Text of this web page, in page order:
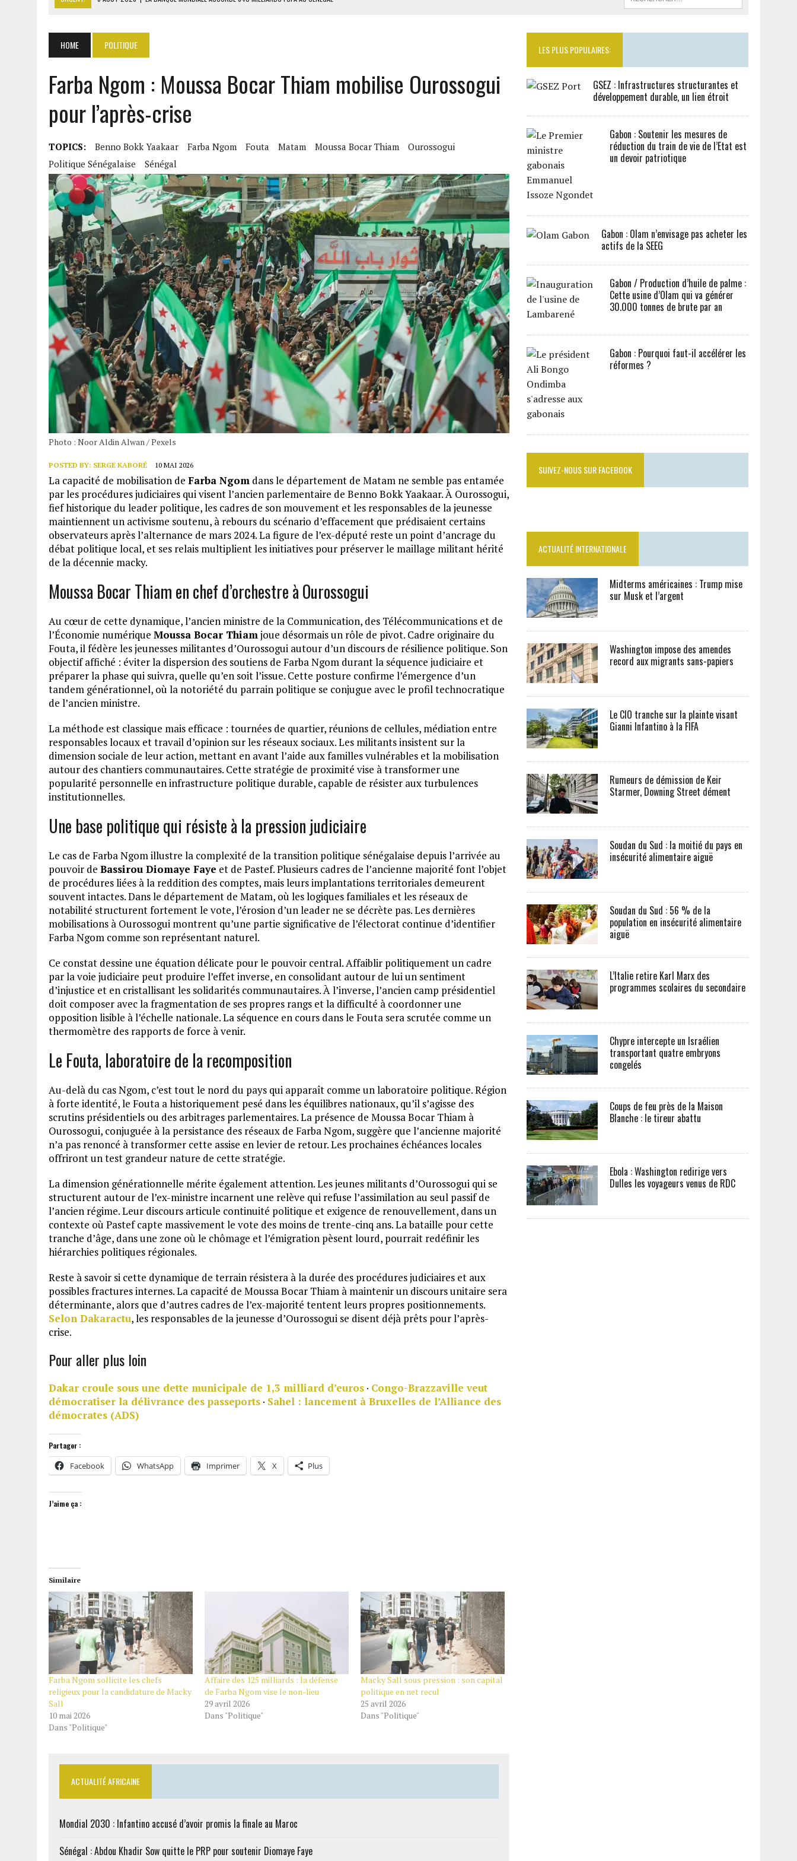
6 AOÛT 2026 | SÉNÉGAL : ABDOU KHADIR SOW QUITTE LE PRP POUR SOUTENIR DIOMAYE FAYE
6 AOÛT 2026
CÔTE D’IVOIRE-UE : 1 074 LIGNES TARIFAIRES DANS LA 4E PHASE DE L’APE
HOME POLITIQUE
Farba Ngom : Moussa Bocar Thiam mobilise Ourossogui
pour l’après-crise
TOPICS: Benno Bokk Yaakaar Farba Ngom Fouta Matam Moussa Bocar Thiam
Ourossogui
Politique Sénégalaise
Sénégal
Photo : Noor Aldin Alwan / Pexels
POSTED BY: SERGE KABORÉ 10 MAI 2026
La capacité de mobilisation de Farba Ngom dans le département de Matam ne semble pas entamée
par les procédures judiciaires qui visent l’ancien parlementaire de Benno Bokk Yaakaar. À Ourossogui,
fief historique du leader politique, les cadres de son mouvement et les responsables de la jeunesse
maintiennent un activisme soutenu, à rebours du scénario d’effacement que prédisaient certains
observateurs après l’alternance de mars 2024. La figure de l’ex-député reste un point d’ancrage du
débat politique local, et ses relais multiplient les initiatives pour préserver le maillage militant hérité
de la décennie macky.
Moussa Bocar Thiam en chef d’orchestre à Ourossogui
Au cœur de cette dynamique, l’ancien ministre de la Communication, des Télécommunications et de
l’Économie numérique Moussa Bocar Thiamjoue désormais un rôle de pivot. Cadre originaire du
Fouta, il fédère les jeunesses militantes d’Ourossogui autour d’un discours de résilience politique. Son
objectif affiché : éviter la dispersion des soutiens de Farba Ngom durant la séquence judiciaire et
préparer la phase qui suivra, quelle qu’en soit l’issue. Cette posture confirme l’émergence d’un
tandem générationnel, où la notoriété du parrain politique se conjugue avec le profil technocratique
de l’ancien ministre.
La méthode est classique mais efficace : tournées de quartier, réunions de cellules, médiation entre
responsables locaux et travail d’opinion sur les réseaux sociaux. Les militants insistent sur la
dimension sociale de leur action, mettant en avant l’aide aux familles vulnérables et la mobilisation
autour des chantiers communautaires. Cette stratégie de proximité vise à transformer une
popularité personnelle en infrastructure politique durable, capable de résister aux turbulences
institutionnelles.
Une base politique qui résiste à la pression judiciaire
Le cas de Farba Ngom illustre la complexité de la transition politique sénégalaise depuis l’arrivée au
pouvoir de Bassirou Diomaye Faye et de Pastef. Plusieurs cadres de l’ancienne majorité font l’objet
de procédures liées à la reddition des comptes, mais leurs implantations territoriales demeurent
souvent intactes. Dans le département de Matam, où les logiques familiales et les réseaux de
notabilité structurent fortement le vote, l’érosion d’un leader ne se décrète pas. Les dernières
mobilisations à Ourossogui montrent qu’une partie significative de l’électorat continue d’identifier
Farba Ngom comme son représentant naturel.
Ce constat dessine une équation délicate pour le pouvoir central. Affaiblir politiquement un cadre
par la voie judiciaire peut produire l’effet inverse, en consolidant autour de lui un sentiment
d’injustice et en cristallisant les solidarités communautaires. À l’inverse, l’ancien camp présidentiel
doit composer avec la fragmentation de ses propres rangs et la difficulté à coordonner une
opposition lisible à l’échelle nationale. La séquence en cours dans le Fouta sera scrutée comme un
thermomètre des rapports de force à venir.
Le Fouta, laboratoire de la recomposition
Au-delà du cas Ngom, c’est tout le nord du pays qui apparaît comme un laboratoire politique. Région
à forte identité, le Fouta a historiquement pesé dans les équilibres nationaux, qu’il s’agisse des
scrutins présidentiels ou des arbitrages parlementaires. La présence de Moussa Bocar Thiam à
Ourossogui, conjuguée à la persistance des réseaux de Farba Ngom, suggère que l’ancienne majorité
n’a pas renoncé à transformer cette assise en levier de retour. Les prochaines échéances locales
offriront un test grandeur nature de cette stratégie.
La dimension générationnelle mérite également attention. Les jeunes militants d’Ourossogui qui se
structurent autour de l’ex-ministre incarnent une relève qui refuse l’assimilation au seul passif de
l’ancien régime. Leur discours articule continuité politique et exigence de renouvellement, dans un
contexte où Pastef capte massivement le vote des moins de trente-cinq ans. La bataille pour cette
tranche d’âge, dans une zone où le chômage et l’émigration pèsent lourd, pourrait redéfinir les
hiérarchies politiques régionales.
Reste à savoir si cette dynamique de terrain résistera à la durée des procédures judiciaires et aux
possibles fractures internes. La capacité de Moussa Bocar Thiam à maintenir un discours unitaire sera
déterminante, alors que d’autres cadres de l’ex-majorité tentent leurs propres positionnements.
Selon Dakaractu, les responsables de la jeunesse d’Ourossogui se disent déjà prêts pour l’après-
crise.
Pour aller plus loin
Dakar croule sous une dette municipale de 1,3 milliard d’euros · Congo-Brazzaville veut
démocratiser la délivrance des passeports · Sahel : lancement à Bruxelles de l’Alliance des
démocrates (ADS)
Partager :
Facebook WhatsApp Imprimer X Plus
J’aime ça :
Similaire
Farba Ngom sollicite les chefs
religieux pour la candidature de Macky
Sall
10 mai 2026
Dans "Politique"
Affaire des 125 milliards : la défense
de Farba Ngom vise le non-lieu
29 avril 2026
Dans "Politique"
Macky Sall sous pression : son capital
politique en net recul
25 avril 2026
Dans "Politique"
ACTUALITÉ AFRICAINE
Mondial 2030 : Infantino accusé d’avoir promis la finale au Maroc
Sénégal : Abdou Khadir Sow quitte le PRP pour soutenir Diomaye Faye
LES PLUS POPULAIRES:
GSEZ : Infrastructures structurantes et
développement durable, un lien étroit
Gabon : Soutenir les mesures de
réduction du train de vie de l’Etat est
un devoir patriotique
Gabon : Olam n’envisage pas acheter les
actifs de la SEEG
Gabon / Production d’huile de palme :
Cette usine d’Olam qui va générer
30.000 tonnes de brute par an
Gabon : Pourquoi faut-il accélérer les
réformes ?
SUIVEZ-NOUS SUR FACEBOOK
ACTUALITÉ INTERNATIONALE
Midterms américaines : Trump mise
sur Musk et l’argent
Washington impose des amendes
record aux migrants sans-papiers
Le CIO tranche sur la plainte visant
Gianni Infantino à la FIFA
Rumeurs de démission de Keir
Starmer, Downing Street dément
Soudan du Sud : la moitié du pays en
insécurité alimentaire aiguë
Soudan du Sud : 56 % de la
population en insécurité alimentaire
aiguë
L’Italie retire Karl Marx des
programmes scolaires du secondaire
Chypre intercepte un Israélien
transportant quatre embryons
congelés
Coups de feu près de la Maison
Blanche : le tireur abattu
Ebola : Washington redirige vers
Dulles les voyageurs venus de RDC